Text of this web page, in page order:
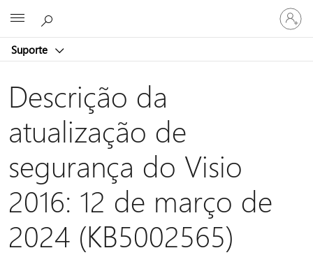
Suporte
Iniciar
sessão
na
Descrição da
atualização de
segurança do Visio
2016: 12 de março de
2024 (KB5002565)